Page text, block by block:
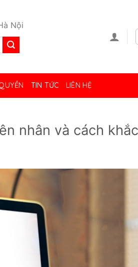
Nội
TIN TỨC LIÊN HỆ
nhân và cách